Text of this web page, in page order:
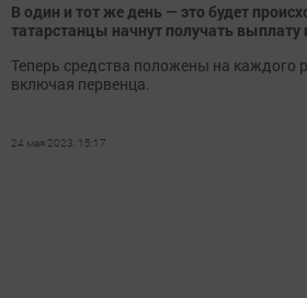
В один и тот же день — это будет
татарстанцы начнут получать выплату
Теперь средства положены на каждого
включая первенца.
24 мая 2023, 15:17